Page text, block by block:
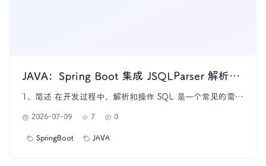
JAVA：Spring Boot 集成 JSQLParser 解析和操作 SQL
1、简述 在开发过程中，解析和操作 SQL 是一个常见的需
JSQLParser 是一个强大的开源 Java 库，用于解析 SQL 并
提供语法树操作功能，它支持大部分 SQL 语法并提供清晰的
API，简化了 SQL 操作的复杂性。 本文将详细介绍如
2026-07-09 7 0
SpringBoot JAVA